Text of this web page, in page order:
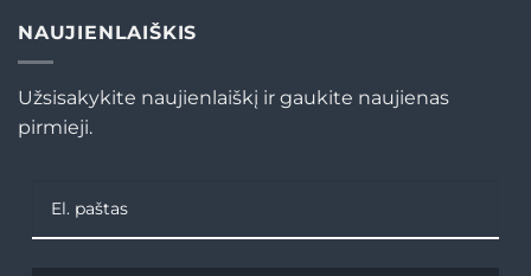
NAUJIENLAIŠKIS
Užsisakykite naujienlaiškį ir gaukite naujienas
pirmieji.